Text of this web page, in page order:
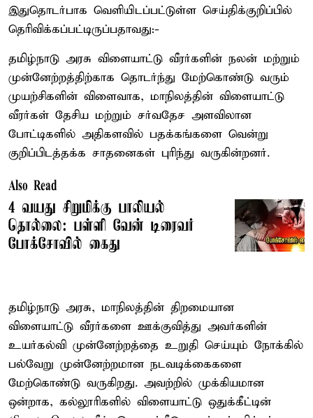
இதுதொடர்பாக வெளியிடப்பட்டுள்ள செய்திக்குறிப்பில்
தெரிவிக்கப்பட்டிருப்பதாவது:-
தமிழ்நாடு அரசு விளையாட்டு வீரர்களின் நலன் மற்றும்
முன்னேற்றத்திற்காக தொடர்ந்து மேற்கொண்டு வரும்
முயற்சிகளின் விளைவாக, மாநிலத்தின் விளையாட்டு
வீரர்கள் தேசிய மற்றும் சர்வதேச அளவிலான
போட்டிகளில் அதிகளவில் பதக்கங்களை வென்று
குறிப்பிடத்தக்க சாதனைகள் புரிந்து வருகின்றனர்.
Also Read
4 வயது சிறுமிக்கு பாலியல்
தொல்லை: பள்ளி வேன் டிரைவர்
போக்சோவில் கைது
தமிழ்நாடு அரசு, மாநிலத்தின் திறமையான
விளையாட்டு வீரர்களை ஊக்குவித்து அவர்களின்
உயர்கல்வி முன்னேற்றத்தை உறுதி செய்யும் நோக்கில்
பல்வேறு முன்னேற்றமான நடவடிக்கைகளை
மேற்கொண்டு வருகிறது. அவற்றில் முக்கியமான
ஒன்றாக, கல்லூரிகளில் விளையாட்டு ஒதுக்கீட்டின்